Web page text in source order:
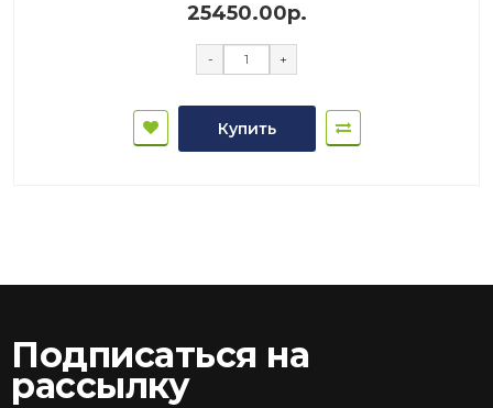
25450.00р.
- +
Купить
Подписаться на
рассылку